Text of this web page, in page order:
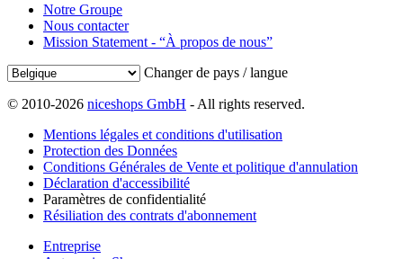
Notre Groupe
Nous contacter
Mission Statement - “À propos de nous”
Changer de pays / langue
© 2010-2026 niceshops GmbH - All rights reserved.
Mentions légales et conditions d'utilisation
Protection des Données
Conditions Générales de Vente et politique d'annulation
Déclaration d'accessibilité
Paramètres de confidentialité
Résiliation des contrats d'abonnement
Entreprise